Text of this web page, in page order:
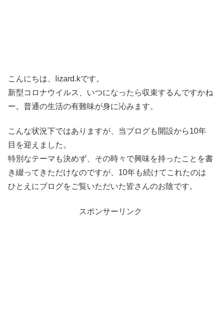
こんにちは、lizard.kです。
新型コロナウイルス、いつになったら収束するんですかね
ー。普通の生活の有難味が身に沁みます。
こんな状況下ではありますが、当ブログも開設から10年
目を迎えました。
特別なテーマも決めず、その時々で興味を持ったことを書
き綴ってきただけなのですが、10年も続けてこれたのは
ひとえにブログをご覧いただいた皆さんのお陰です。
スポンサーリンク